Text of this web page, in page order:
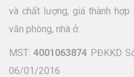
và chất lượng, giá thành
văn phòng, nhà ở.
MST:4001063874 PĐKKD
06/01/2016